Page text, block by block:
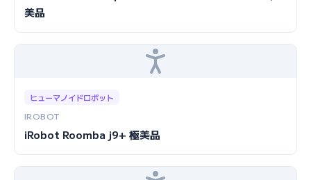
美品
ヒューマノイドロボット
IROBOT
iRobot Roomba j9+ 極美品